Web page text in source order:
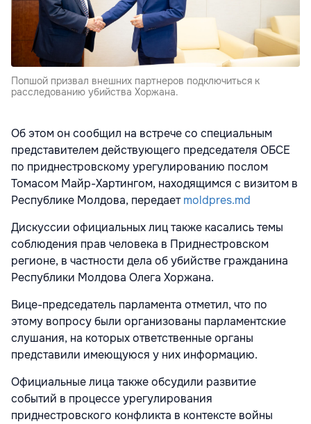
Попшой призвал внешних партнеров подключиться к
расследованию убийства Хоржана.
Об этом он сообщил на встрече со специальным
представителем действующего председателя ОБСЕ
по приднестровскому урегулированию послом
Томасом Майр-Хартингом, находящимся с визитом в
Республике Молдова, передаетmoldpres.md
Дискуссии официальных лиц также касались темы
соблюдения прав человека в Приднестровском
регионе, в частности дела об убийстве гражданина
Республики Молдова Олега Хоржана.
Вице-председатель парламента отметил, что по
этому вопросу были организованы парламентские
слушания, на которых ответственные органы
представили имеющуюся у них информацию.
Официальные лица также обсудили развитие
событий в процессе урегулирования
приднестровского конфликта в контексте войны